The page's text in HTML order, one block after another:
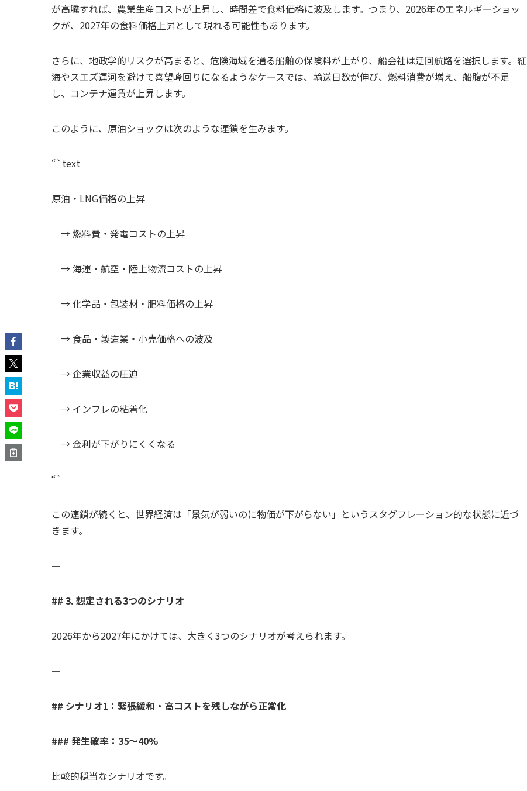
が高騰すれば、農業生産コストが上昇し、時間差で食料価格に波及します。つまり、2026年のエネルギーショッ
クが、2027年の食料価格上昇として現れる可能性もあります。
さらに、地政学的リスクが高まると、危険海域を通る船舶の保険料が上がり、船会社は迂回航路を選択します。紅
海やスエズ運河を避けて喜望峰回りになるようなケースでは、輸送日数が伸び、燃料消費が増え、船腹が不足
し、コンテナ運賃が上昇します。
このように、原油ショックは次のような連鎖を生みます。
“`text
原油・LNG価格の上昇
→ 燃料費・発電コストの上昇
→ 海運・航空・陸上物流コストの上昇
→ 化学品・包装材・肥料価格の上昇
→ 食品・製造業・小売価格への波及
→ 企業収益の圧迫
→ インフレの粘着化
→ 金利が下がりにくくなる
“`
この連鎖が続くと、世界経済は「景気が弱いのに物価が下がらない」というスタグフレーション的な状態に近づ
きます。
—
## 3. 想定される3つのシナリオ
2026年から2027年にかけては、大きく3つのシナリオが考えられます。
—
## シナリオ1：緊張緩和・高コストを残しながら正常化
### 発生確率：35〜40%
比較的穏当なシナリオです。